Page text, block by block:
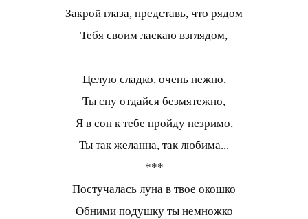
Закрой глаза, представь, что рядом
Тебя своим ласкаю взглядом,
Целую сладко, очень нежно,
Ты сну отдайся безмятежно,
Я в сон к тебе пройду незримо,
Ты так желанна, так любима...
***
Постучалась луна в твое окошко
Обними подушку ты немножко